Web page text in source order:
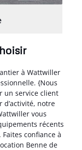
à Wattwiller
{Nous
un service client
d’activité, notre
vous
récents
confiance à
Benne de